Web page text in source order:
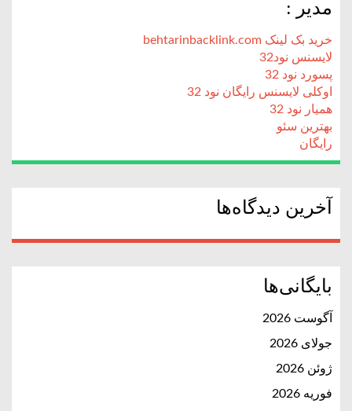
مدیر :
خرید بک لینک behtarinbacklink.com
لایسنس نود32
پسورد نود 32
اوکلی لایسنس رایگان نود 32
همیار نود 32
بهترین سئو
رایگان
آخرین دیدگاه‌ها
بایگانی‌ها
آگوست 2026
جولای 2026
ژوئن 2026
فوریه 2026